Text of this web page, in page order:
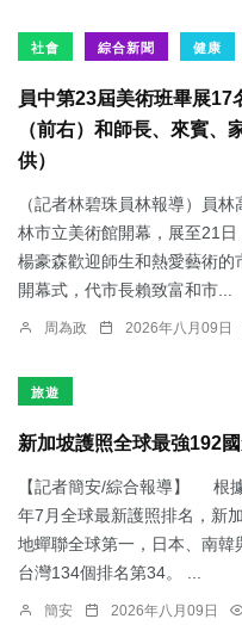
社會 綜合新聞 健康
員中第23屆美術班畢展
（前右）和師長、來賓、
供）
（記者林碧珠員林報導）員
林市立美術館開幕，展至21
楊豪森歡迎師生和熱愛藝術
開幕式，代市長賴致富和市...
周為政 2026年八月09日
旅遊
新加坡護照全球最強192
【記者簡安/綜合報導】 根
年7月全球最新護照排名，新
地蟬聯全球第一，日本、南韓
台灣134個排名第34。 ...
簡安 2026年八月09日